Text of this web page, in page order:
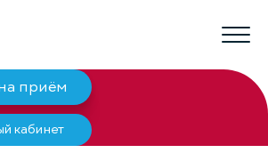
приём
кабинет